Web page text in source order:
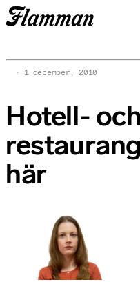
1 december, 2010
Hotell- och
här